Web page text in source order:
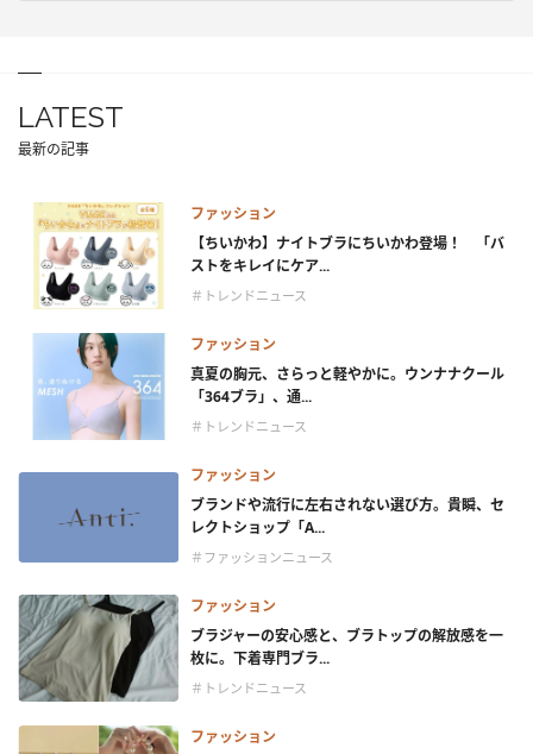
LATEST
最新の記事
ファッション
【ちいかわ】ナイトブラにちいかわ登場！ 「バ
ストをキレイにケア...
＃トレンドニュース
ファッション
真夏の胸元、さらっと軽やかに。ウンナナクール
「364ブラ」、通...
＃トレンドニュース
ファッション
ブランドや流行に左右されない選び方。貴瞬、セ
レクトショップ「A...
＃ファッションニュース
ファッション
ブラジャーの安心感と、ブラトップの解放感を一
枚に。下着専門ブラ...
＃トレンドニュース
ファッション